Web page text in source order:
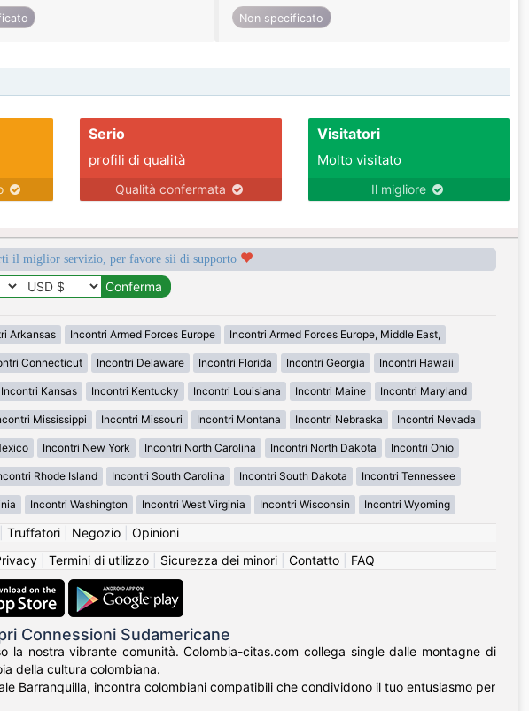
Non specificato
Serio
profili di qualità
Qualità confermata
Visitatori
Molto visitato
Il migliore
il miglior servizio, per favore sii di supporto
Arkansas Incontri Armed Forces Europe Incontri Armed Forces Europe, Middle East,
Connecticut Incontri Delaware Incontri Florida Incontri Georgia Incontri Hawaii
Incontri Kansas Incontri Kentucky Incontri Louisiana Incontri Maine Incontri Maryland
Mississippi Incontri Missouri Incontri Montana Incontri Nebraska Incontri Nevada
Incontri New York Incontri North Carolina Incontri North Dakota Incontri Ohio
Rhode Island Incontri South Carolina Incontri South Dakota Incontri Tennessee
Incontri Washington Incontri West Virginia Incontri Wisconsin Incontri Wyoming
Truffatori| Negozio| Opinioni
Termini di utilizzo Sicurezza dei minori Contatto FAQ
Connessioni Sudamericane
la nostra vibrante comunità. Colombia-citas.com collega single dalle montagne di
della cultura colombiana.
Barranquilla, incontra colombiani compatibili che condividono il tuo entusiasmo per